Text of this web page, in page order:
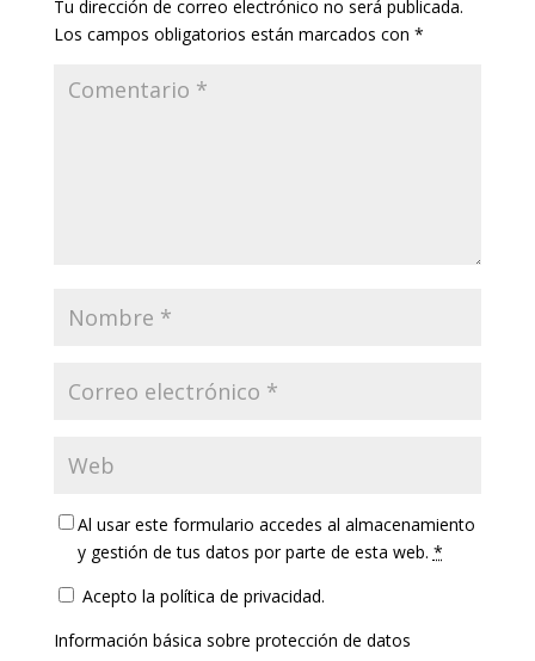
Tu dirección de correo electrónico no será publicada.
Los campos obligatorios están marcados con *
Al usar este formulario accedes al almacenamiento
y gestión de tus datos por parte de esta web. *
Acepto la política de privacidad.
Información básica sobre protección de datos